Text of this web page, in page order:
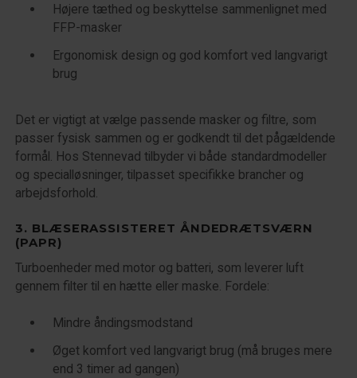
Højere tæthed og beskyttelse sammenlignet med
FFP-masker
Ergonomisk design og god komfort ved langvarigt
brug
Det er vigtigt at vælge passende masker og filtre, som
passer fysisk sammen og er godkendt til det pågældende
formål. Hos Stennevad tilbyder vi både standardmodeller
og specialløsninger, tilpasset specifikke brancher og
arbejdsforhold.
3. BLÆSERASSISTERET ÅNDEDRÆTSVÆRN
(PAPR)
Turboenheder med motor og batteri, som leverer luft
gennem filter til en hætte eller maske. Fordele:
Mindre åndingsmodstand
Øget komfort ved langvarigt brug (må bruges mere
end 3 timer ad gangen)